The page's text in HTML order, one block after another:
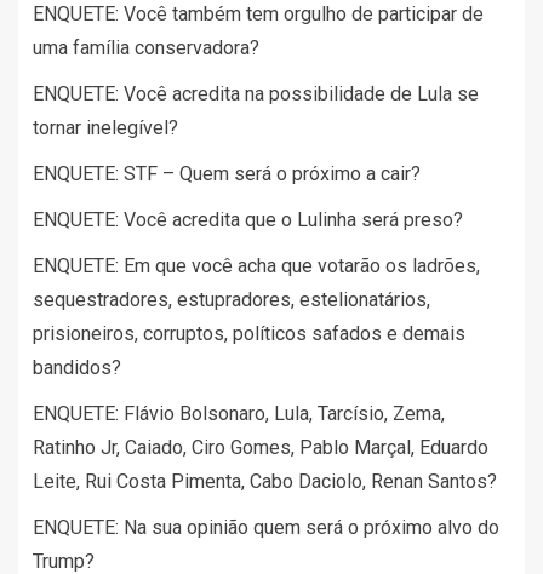
ENQUETE: Você também tem orgulho de participar de
uma família conservadora?
ENQUETE: Você acredita na possibilidade de Lula se
tornar inelegível?
ENQUETE: STF – Quem será o próximo a cair?
ENQUETE: Você acredita que o Lulinha será preso?
ENQUETE: Em que você acha que votarão os ladrões,
sequestradores, estupradores, estelionatários,
prisioneiros, corruptos, políticos safados e demais
bandidos?
ENQUETE: Flávio Bolsonaro, Lula, Tarcísio, Zema,
Ratinho Jr, Caiado, Ciro Gomes, Pablo Marçal, Eduardo
Leite, Rui Costa Pimenta, Cabo Daciolo, Renan Santos?
ENQUETE: Na sua opinião quem será o próximo alvo do
Trump?